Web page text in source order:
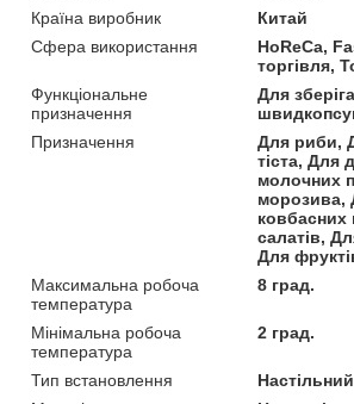
Країна виробник
Китай
Сфера використання
HoReCa,
торгівля,
Функціональне
призначення
Для
Призначення
Для риби,
тіста, Для
молочних
морозива,
ковбасних
салатів,
Для
Максимальна робоча
температура
8 град.
Мінімальна робоча
температура
2 град.
Тип встановлення
Настільний